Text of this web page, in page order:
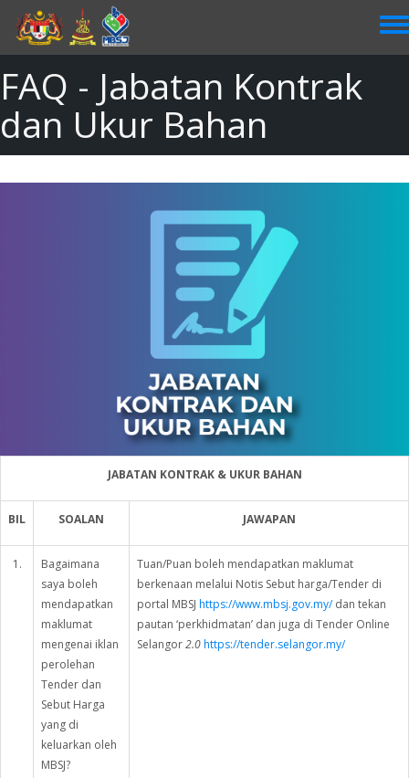
main
content
FAQ - Jabatan Kontrak
dan Ukur Bahan
JABATAN KONTRAK & UKUR BAHAN
BIL SOALAN JAWAPAN
1.
Bagaimana
saya boleh
mendapatkan
maklumat
mengenai iklan
perolehan
Tender dan
Sebut Harga
yang di
keluarkan oleh
MBSJ?
Tuan/Puan boleh mendapatkan maklumat
berkenaan melalui Notis Sebut harga/Tender di
portal MBSJ https://www.mbsj.gov.my/dan tekan
pautan ‘perkhidmatan’ dan juga di Tender Online
Selangor2.0https://tender.selangor.my/